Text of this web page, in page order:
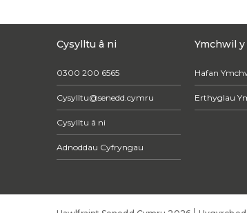
Cysylltu â ni
0300 200 6565
Cysylltu@senedd.cymru
Cysylltu â ni
Adnoddau Cyfryngau
Ymchwil
Hafan
Erthyglau